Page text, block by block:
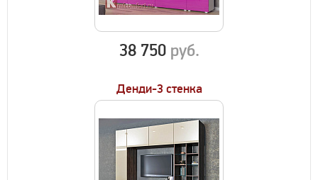
38 750 руб.
Денди-3 стенка